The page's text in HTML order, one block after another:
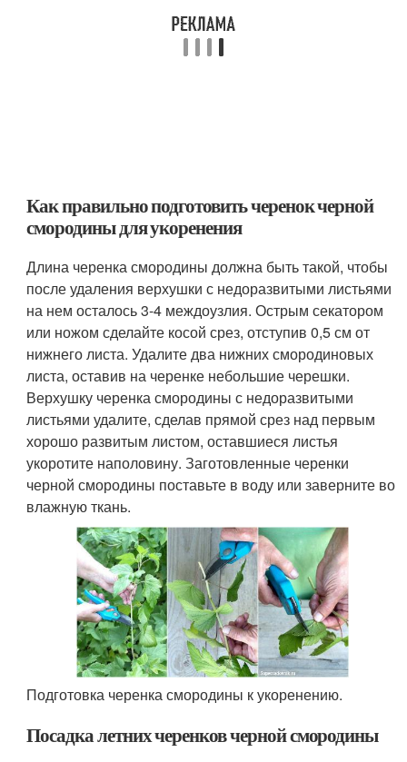
Как правильно подготовить черенок черной
смородины для укоренения
Длина черенка смородины должна быть такой, чтобы
после удаления верхушки с недоразвитыми листьями
на нем осталось 3-4 междоузлия. Острым секатором
или ножом сделайте косой срез, отступив 0,5 см от
нижнего листа. Удалите два нижних смородиновых
листа, оставив на черенке небольшие черешки.
Верхушку черенка смородины с недоразвитыми
листьями удалите, сделав прямой срез над первым
хорошо развитым листом, оставшиеся листья
укоротите наполовину. Заготовленные черенки
черной смородины поставьте в воду или заверните во
влажную ткань.
Подготовка черенка смородины к укоренению.
Посадка летних черенков черной смородины